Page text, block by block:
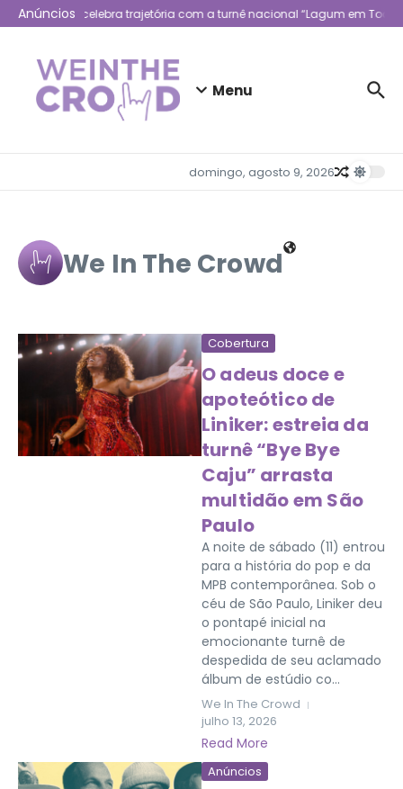
Ir para o conteúdo
Anúncios
Lagum celebra trajetória com a turnê nacional “Lagum em Todo
Menu
domingo, agosto 9, 2026
We In The Crowd
Cobertura
O adeus doce e
apoteótico de
Liniker: estreia da
turnê “Bye Bye
Caju” arrasta
multidão em São
Paulo
A noite de sábado (11) entrou
para a história do pop e da
MPB contemporânea. Sob o
céu de São Paulo, Liniker deu
o pontapé inicial na
emocionante turnê de
despedida de seu aclamado
álbum de estúdio co...
We In The Crowd
julho 13, 2026
Read More
Anúncios